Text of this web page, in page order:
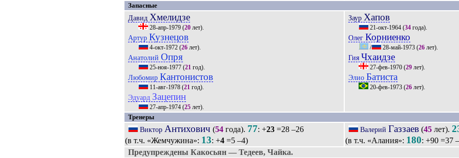
Запасные
Давид Хмелидзе
28-апр-1979 (20 лет).
Артур Кузнецов
4-окт-1972 (26 лет).
АнатолийОпря
25-ноя-1977 (21 год).
Любомир Кантонистов
11-авг-1978 (21 год).
Эдуард Зацепин
27-апр-1974 (25 лет).
Заур Хапов
21-окт-1964 (34 года).
Олег Корниенко
/ 28-май-1973 (26 лет).
Гия Чхаидзе
27-фев-1970 (29 лет).
Элио Батиста
20-фев-1973 (26 лет).
Тренеры
Виктор Антихович (54 года). 77: +23 =28 –26
(в т.ч. «Жемчужина»: 13: +4=5 –4)
Валерий Газзаев (45 лет).
(в т.ч. «Алания»: 180: +90 =37 –
Предупреждены Какосьян — Тедеев, Чайка.